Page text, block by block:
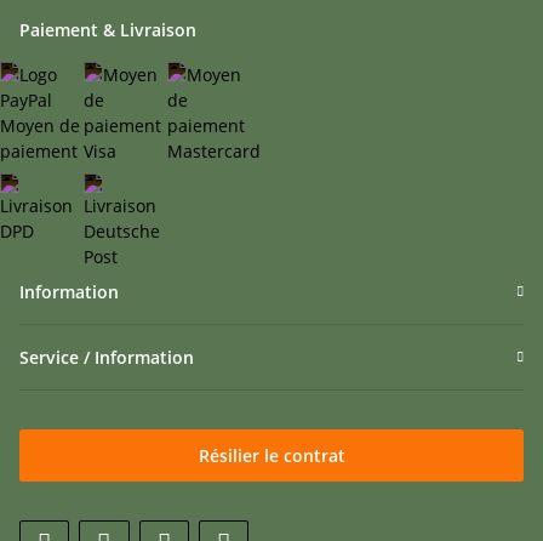
Paiement & Livraison
Information
Service / Information
Résilier le contrat